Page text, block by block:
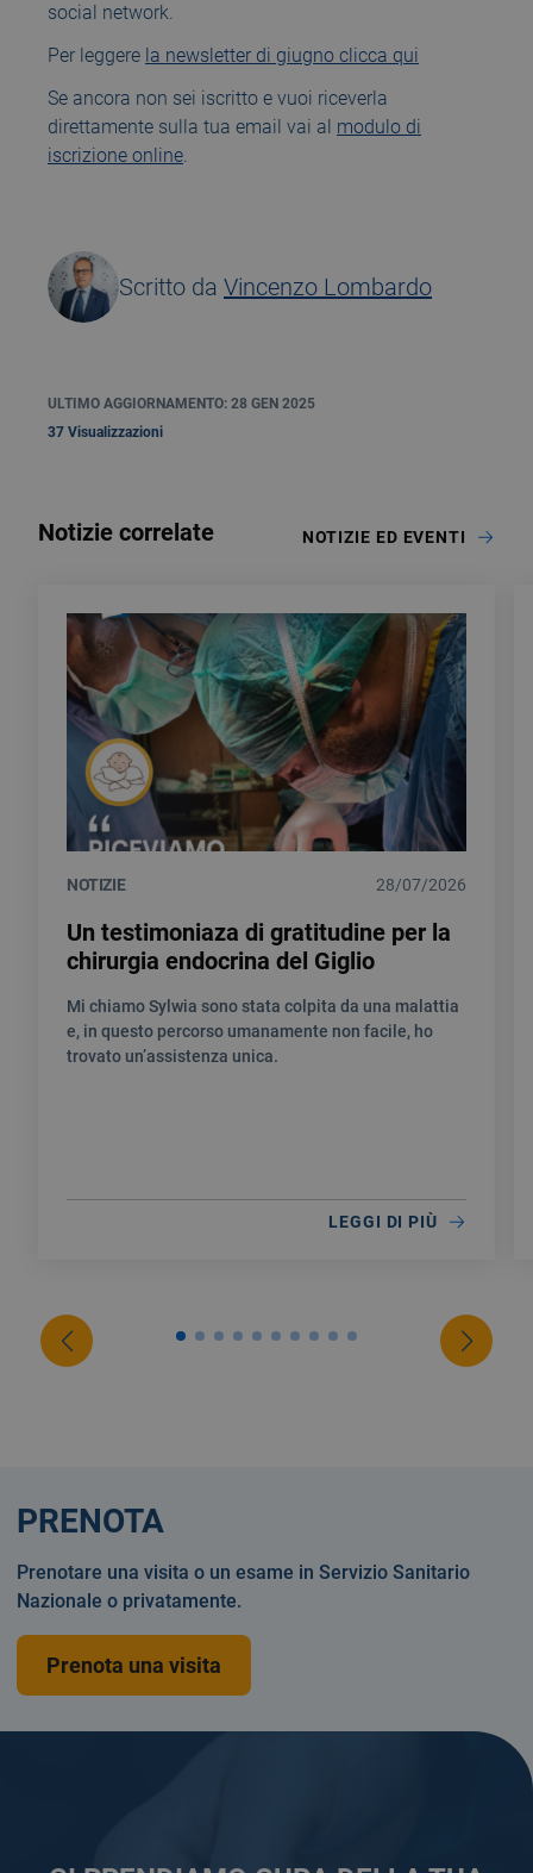
social network.
Per leggere la newsletter di giugno clicca qui
Se ancora non sei iscritto e vuoi riceverla
direttamente sulla tua email vai al modulo di
iscrizione online.
Scritto da Vincenzo Lombardo
ULTIMO AGGIORNAMENTO: 28 GEN 2025
37 Visualizzazioni
Notizie correlate NOTIZIE ED EVENTI
NOTIZIE 28/07/2026
Un testimoniaza di gratitudine per la
chirurgia endocrina del Giglio
Mi chiamo Sylwia sono stata colpita da una malattia
e, in questo percorso umanamente non facile, ho
trovato un’assistenza unica.
LEGGI DI PIÙ
PRENOTA
Prenotare una visita o un esame in Servizio Sanitario
Nazionale o privatamente.
Prenota una visita